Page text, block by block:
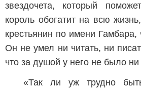
звездочета, который
король обогатит на всю
крестьянин по имени Гамбара,
Он не умел ни читать, ни
что за душой у него не было
«Так ли уж трудно